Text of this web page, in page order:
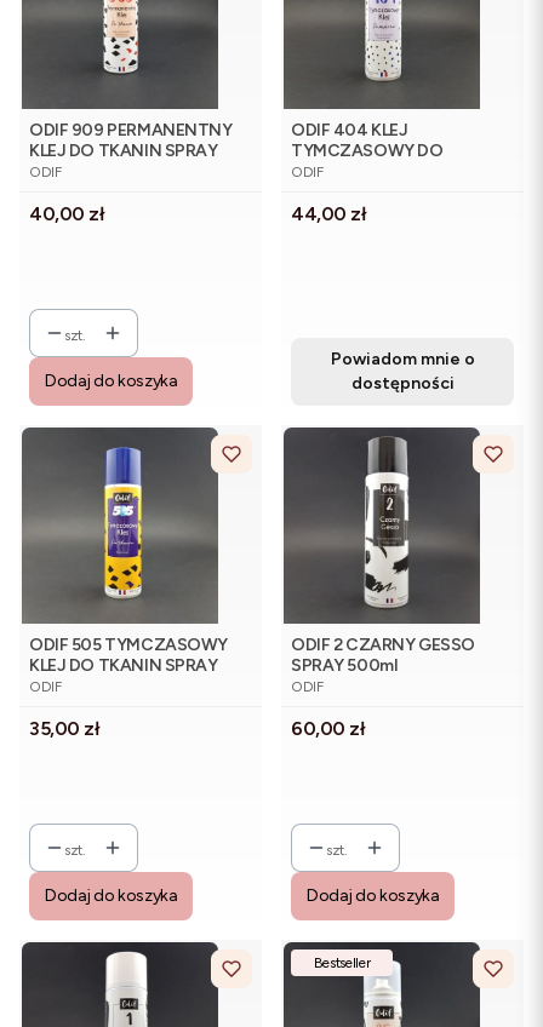
ODIF 909 PERMANENTNY
KLEJ DO TKANIN SPRAY
250ml
PRODUCENT
ODIF
Cena
40,00 zł
szt.
Dodaj do koszyka
ODIF 404 KLEJ
TYMCZASOWY DO
PAPIERU 250ml
PRODUCENT
ODIF
Cena
44,00 zł
Powiadom mnie o
dostępności
ODIF 505 TYMCZASOWY
KLEJ DO TKANIN SPRAY
250ml
PRODUCENT
ODIF
Cena
35,00 zł
szt.
Dodaj do koszyka
ODIF 2 CZARNY GESSO
SPRAY 500ml
PRODUCENT
ODIF
Cena
60,00 zł
szt.
Dodaj do koszyka
Bestseller